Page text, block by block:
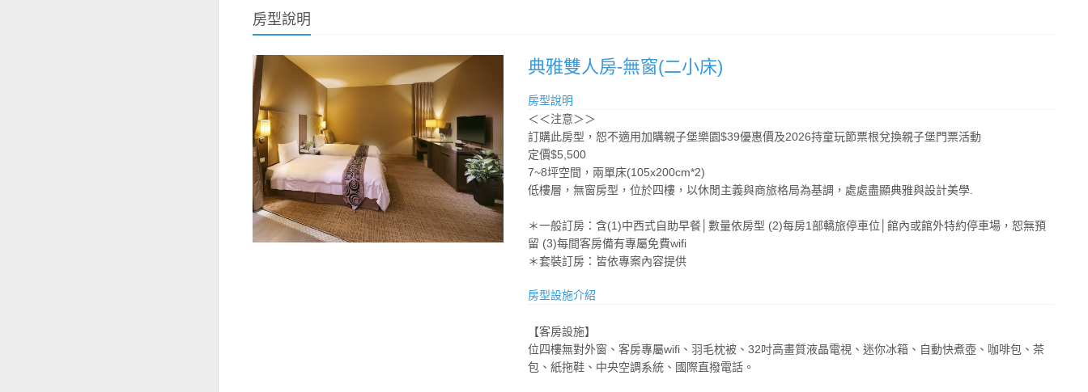
房型說明
典雅雙人房-無窗(二小床)
房型說明
＜＜注意＞＞
訂購此房型，恕不適用加購親子堡樂園$39優惠價及2026持童玩節票根兌換親子堡門票活動
定價$5,500
7~8坪空間，兩單床(105x200cm*2)
低樓層，無窗房型，位於四樓，以休閒主義與商旅格局為基調，處處盡顯典雅與設計美學.
＊一般訂房：含(1)中西式自助早餐│數量依房型 (2)每房1部轎旅停車位│館內或館外特約停車場，恕無預
留 (3)每間客房備有專屬免費wifi
＊套裝訂房：皆依專案內容提供
房型設施介紹
【客房設施】
位四樓無對外窗、客房專屬wifi、羽毛枕被、32吋高畫質液晶電視、迷你冰箱、自動快煮壺、咖啡包、茶
包、紙拖鞋、中央空調系統、國際直撥電話。